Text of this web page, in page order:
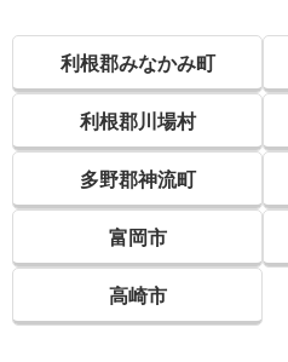
利根郡みなかみ町
利根郡川場村
多野郡神流町
富岡市
高崎市